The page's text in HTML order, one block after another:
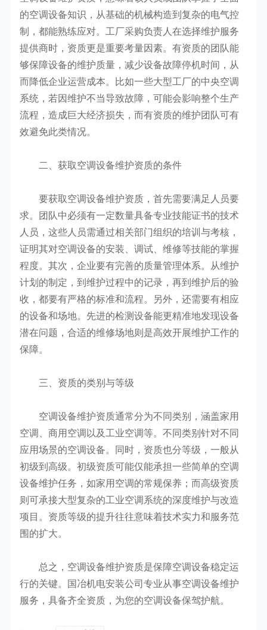
的空调设备知识，从基础的机械构造到复杂的电气控
制，都能熟练应对。工厂采购负责人在选择维护服务
提供商时，资质更是重要考量因素。有资质的团队能
够保障设备的维护质量，减少设备故障停机时间，从
而降低企业运营成本。比如一些大型工厂的中央空调
系统，若因维护不当导致故障，可能会影响整个生产
流程，造成巨大经济损失，而有资质的维护团队可有
效避免此类情况。
二、获取空调设备维护资质的条件
要获取空调设备维护资质，首先需要满足人员要
求。团队中必须有一定数量具备专业技能证书的技术
人员，这些人员需通过相关部门组织的培训与考核，
证明其对空调设备的安装、调试、维修等技能的掌握
程度。其次，企业要有完善的质量管理体系。从维护
计划的制定，到维护过程中的记录，再到维护后的验
收，都要有严格的标准和流程。另外，还需要有相应
的设备和场地。先进的检测设备能更精准地发现设备
潜在问题，合适的维修场地则是高效开展维护工作的
保障。
三、资质的类别与等级
空调设备维护资质通常分为不同类别，涵盖家用
空调、商用空调以及工业空调等。不同类别针对不同
应用场景的空调设备。同时，资质也分等级，一般从
初级到高级。初级资质可能仅能承担一些简单的空调
设备维护任务，如家用空调的常规保养；而高级资质
则可承接大型复杂的工业空调系统的深度维护与改造
项目。资质等级的提升往往意味着技术实力和服务范
围的扩大。
总之，空调设备维护资质是保障空调设备稳定运
行的关键。国冶机电安装公司专业从事空调设备维护
服务，具备齐全资质，为您的空调设备保驾护航。